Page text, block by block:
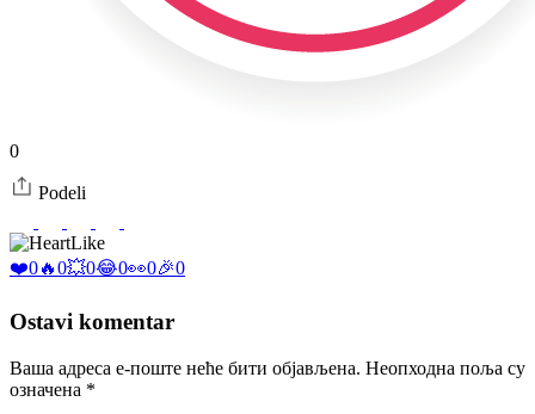
0
Podeli
Like
❤️0🔥0💥0😂0👀0🎉0
Ostavi komentar
Ваша адреса е-поште неће бити објављена. Неопходна поља су
означена *